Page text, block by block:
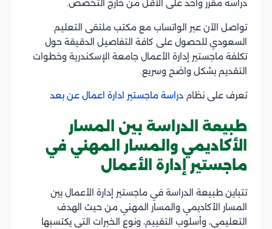
دراسة مقرر واحد على الأقل من خارج التخصص.
تواصل الآن عبر الواتساب مع مكتب ملتقى التعليم
السعودي للحصول على كافة التفاصيل الدقيقة حول
تكلفة ماجستير إدارة الأعمال جامعة الإسكندرية وخطوات
التقديم بشكل واضح وسريع.
تعرف على نظام دراسة ماجستير ادارة اعمال عن بعد
طبيعة الدراسة بين المسار
الأكاديمي والمسار المهني في
ماجستير إدارة الأعمال
تتباين طبيعة الدراسة في ماجستير إدارة الأعمال بين
المسار الأكاديمي والمسار المهني من حيث الهدف
التعليمي، وأسلوب التقييم، ونوع الخبرات التي يكتسبها